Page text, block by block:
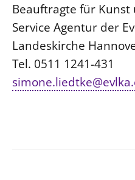
Beauftragte für
Service Agentur der
Landeskirche
Tel. 0511 1241-431